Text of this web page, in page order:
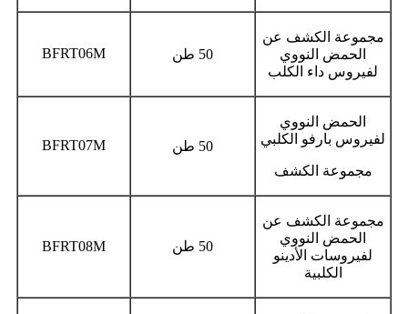
مجموعة الكشف عن
الحمض النووي
لفيروس داء الكلب
50 طن BFRT06M
الحمض النووي
لفيروس بارفو الكلبي
مجموعة الكشف
50 طن BFRT07M
مجموعة الكشف عن
الحمض النووي
لفيروسات الأدينو
الكلبية
50 طن BFRT08M